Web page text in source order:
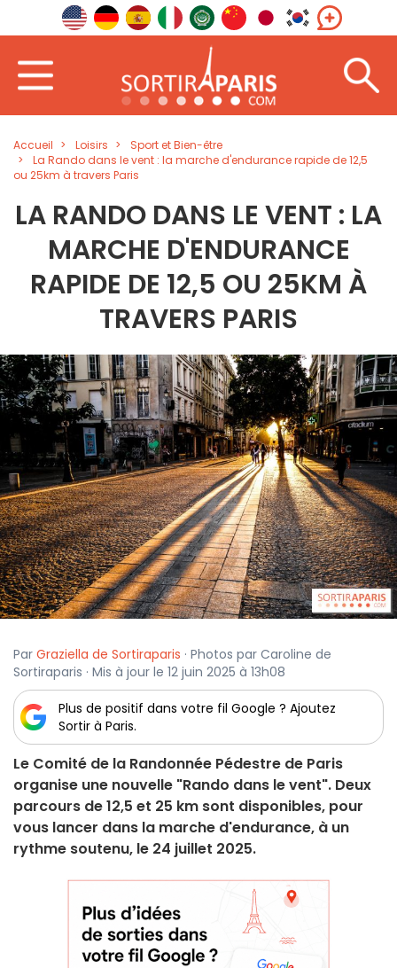
Accueil Loisirs
Sport et Bien-être
La Rando dans le vent : la marche d'endurance rapide de 12,5
ou 25km à travers Paris
LA RANDO DANS LE VENT : LA
MARCHE D'ENDURANCE
RAPIDE DE 12,5 OU 25KM À
TRAVERS PARIS
Par Graziella de Sortiraparis · Photos par Caroline de
Sortiraparis · Mis à jour le 12 juin 2025 à 13h08
Plus de positif dans votre fil Google ? Ajoutez
Sortir à Paris.
Le Comité de la Randonnée Pédestre de Paris
organise une nouvelle "Rando dans le vent". Deux
parcours de 12,5 et 25 km sont disponibles, pour
vous lancer dans la marche d'endurance, à un
rythme soutenu, le 24 juillet 2025.